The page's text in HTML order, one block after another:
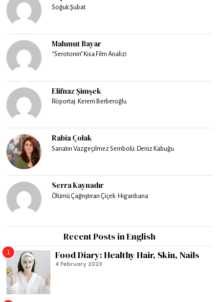
Soğuk Şubat
Mahmut Bayar
“Serotonin” Kısa Film Analizi
Elifnaz Şimşek
Röportaj: Kerem Berberoğlu
Rabia Çolak
Sanatın Vazgeçilmez Sembolü: Deniz Kabuğu
Serra Kaynadır
Ölümü Çağrıştıran Çiçek: Higanbana
Recent Posts in English
1 Food Diary: Healthy Hair, Skin, Nails
4 February 2023